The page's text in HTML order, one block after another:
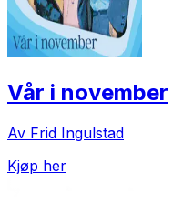
Vår i november
Av Frid Ingulstad
Kjøp her